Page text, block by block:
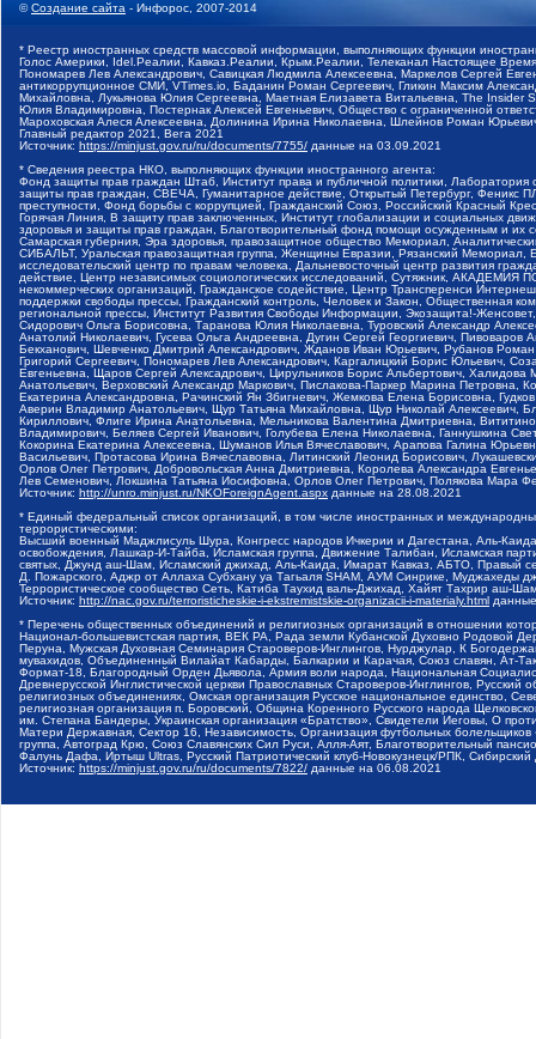
©Создание сайта - Инфорос, 2007-2014
* Реестр иностранных средств массовой информации, выполняющих функции
Голос Америки, Idel.Реалии, Кавказ.Реалии, Крым.Реалии, Телеканал Настоящее
Пономарев Лев Александрович, Савицкая Людмила Алексеевна, Маркелов Сергей
антикоррупционное СМИ, VTimes.io, Баданин Роман Сергеевич, Гликин Максим
Михайловна, Лукьянова Юлия Сергеевна, Маетная Елизавета Витальевна, The
Юлия Владимировна, Постернак Алексей Евгеньевич, Общество с ограниченной
Мароховская Алеся Алексеевна, Долинина Ирина Николаевна, Шлейнов Роман
Главный редактор 2021, Вега 2021
Источник: https://minjust.gov.ru/ru/documents/7755/ данные на 03.09.2021
* Сведения реестра НКО, выполняющих функции иностранного агента:
Фонд защиты прав граждан Штаб, Институт права и публичной политики,
защиты прав граждан, СВЕЧА, Гуманитарное действие, Открытый Петербург, Феникс
преступности, Фонд борьбы с коррупцией, Гражданский Союз, Российский Красный
Горячая Линия, В защиту прав заключенных, Институт глобализации и социальных
здоровья и защиты прав граждан, Благотворительный фонд помощи осужденным и их
Самарская губерния, Эра здоровья, правозащитное общество Мемориал,
СИБАЛЬТ, Уральская правозащитная группа, Женщины Евразии, Рязанский
исследовательский центр по правам человека, Дальневосточный центр развития
действие, Центр независимых социологических исследований, Сутяжник,
некоммерческих организаций, Гражданское содействие, Центр Трансперенси
поддержки свободы прессы, Гражданский контроль, Человек и Закон, Общественная
региональной прессы, Институт Развития Свободы Информации, Экозащита!-
Сидорович Ольга Борисовна, Таранова Юлия Николаевна, Туровский Александр
Анатолий Николаевич, Гусева Ольга Андреевна, Дугин Сергей Георгиевич,
Бекханович, Шевченко Дмитрий Александрович, Жданов Иван Юрьевич, Рубанов
Григорий Сергеевич, Пономарев Лев Александрович, Каргалицкий Борис Юльевич,
Евгеньевна, Щаров Сергей Алексадрович, Цирульников Борис Альбертович,
Анатольевич, Верховский Александр Маркович, Пислакова-Паркер Марина Петровна,
Екатерина Александровна, Рачинский Ян Збигневич, Жемкова Елена Борисовна,
Аверин Владимир Анатольевич, Щур Татьяна Михайловна, Щур Николай Алексеевич,
Кириллович, Флиге Ирина Анатольевна, Мельникова Валентина Дмитриевна,
Владимирович, Беляев Сергей Иванович, Голубева Елена Николаевна, Ганнушкина
Кокорина Екатерина Алексеевна, Шуманов Илья Вячеславович, Арапова Галина
Васильевич, Протасова Ирина Вячеславовна, Литинский Леонид Борисович,
Орлов Олег Петрович, Добровольская Анна Дмитриевна, Королева Александра
Лев Семенович, Локшина Татьяна Иосифовна, Орлов Олег Петрович, Полякова Мара
Источник: http://unro.minjust.ru/NKOForeignAgent.aspx данные на 28.08.2021
* Единый федеральный список организаций, в том числе иностранных и
террористическими:
Высший военный Маджлисуль Шура, Конгресс народов Ичкерии и Дагестана, Аль-
освобождения, Лашкар-И-Тайба, Исламская группа, Движение Талибан, Исламская
святых, Джунд аш-Шам, Исламский джихад, Аль-Каида, Имарат Кавказ, АБТО, Правый
Д. Пожарского, Аджр от Аллаха Субхану уа Тагьаля SHAM, АУМ Синрике, Муджахеды
Террористическое сообщество Сеть, Катиба Таухид валь-Джихад, Хайят Тахрир аш-
Источник: http://nac.gov.ru/terroristicheskie-i-ekstremistskie-organizacii-i-materialy.html
* Перечень общественных объединений и религиозных организаций в отношении
Национал-большевистская партия, ВЕК РА, Рада земли Кубанской Духовно Родовой
Перуна, Мужская Духовная Семинария Староверов-Инглингов, Нурджулар, К
мувахидов, Объединенный Вилайат Кабарды, Балкарии и Карачая, Союз славян, Ат-
Формат-18, Благородный Орден Дьявола, Армия воли народа, Национальная
Древнерусской Инглистической церкви Православных Староверов-Инглингов,
религиозных объединениях, Омская организация Русское национальное единство,
религиозная организация п. Боровский, Община Коренного Русского народа
им. Степана Бандеры, Украинская организация «Братство», Свидетели Иеговы, О
Матери Державная, Сектор 16, Независимость, Организация футбольных
группа, Автоград Крю, Союз Славянских Сил Руси, Алля-Аят, Благотворительный
Фалунь Дафа, Иртыш Ultras, Русский Патриотический клуб-Новокузнецк/РПК,
Источник: https://minjust.gov.ru/ru/documents/7822/ данные на 06.08.2021